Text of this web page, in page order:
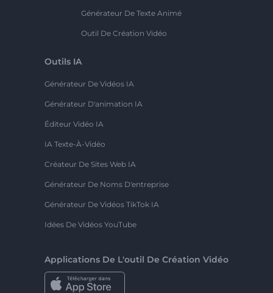
Générateur De Texte Animé
Outil De Création Vidéo
Outils IA
Générateur De Vidéos IA
Générateur D'animation IA
Éditeur Vidéo IA
IA Texte-À-Vidéo
Créateur De Sites Web IA
Générateur De Noms D'entreprise
Générateur De Vidéos TikTok IA
Idées De Vidéos YouTube
Applications De L'outil De Création Vidéo